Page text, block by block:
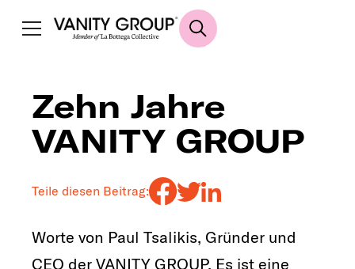
Zehn Jahre
VANITY GROUP
Teile diesen Beitrag:
Worte von Paul Tsalikis, Gründer und
CEO der VANITY GROUP. Es ist eine